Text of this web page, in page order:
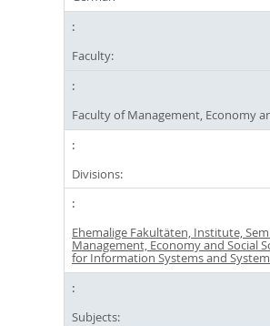
Faculty:
Faculty of Management, Economy
Divisions:
Ehemalige Fakultäten, Institute,
Management, Economy and Social
for Information Systems and
Subjects: